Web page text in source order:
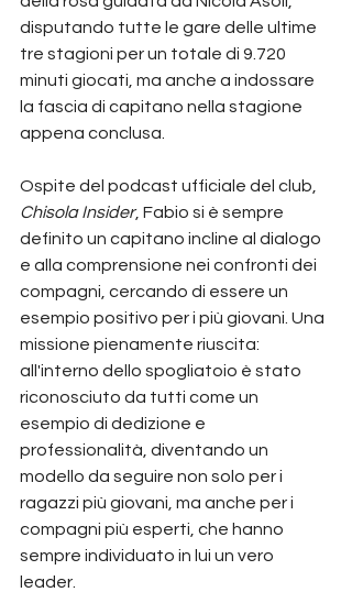
disputando tutte le gare delle ultime
tre stagioni per un totale di 9.720
minuti giocati, ma anche a indossare
la fascia di capitano nella stagione
appena conclusa.
Ospite del podcast ufficiale del club,
Chisola Insider, Fabio si è sempre
definito un capitano incline al dialogo
e alla comprensione nei confronti dei
compagni, cercando di essere un
esempio positivo per i più giovani. Una
missione pienamente riuscita:
all'interno dello spogliatoio è stato
riconosciuto da tutti come un
esempio di dedizione e
professionalità, diventando un
modello da seguire non solo per i
ragazzi più giovani, ma anche per i
compagni più esperti, che hanno
sempre individuato in lui un vero
leader.